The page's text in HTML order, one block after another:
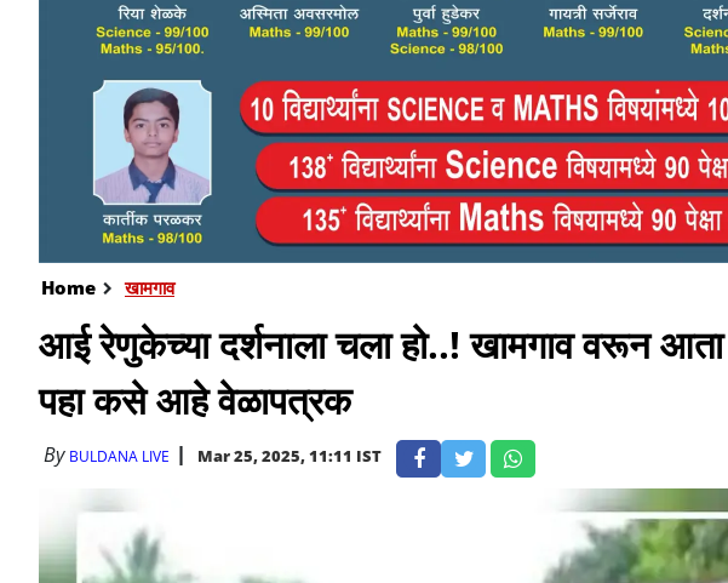
Home खामगाव
आई रेणुकेच्या दर्शनाला चला हो..! खामगाव वरून
पहा कसे आहे वेळापत्रक
By BULDANA LIVE Mar 25, 2025, 11:11 IST